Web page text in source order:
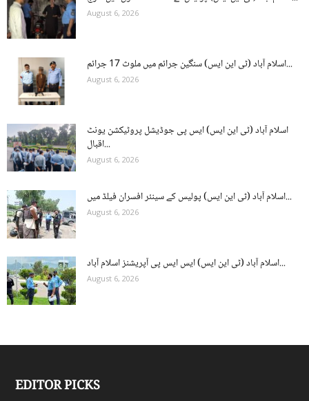
August 6, 2026
اسلام آباد (ٹی این ایس) سنگین جرائم میں ملوث 17 جرائم...
August 6, 2026
اسلام آباد (ٹی این ایس) ایس پی جوڈیشل پروٹیکشن یونٹ
اقبال...
August 6, 2026
اسلام آباد (ٹی این ایس) پولیس کے سینئر افسران فیلڈ میں...
August 6, 2026
اسلام آباد (ٹی این ایس) ایس ایس پی آپریشنز اسلام آباد...
August 6, 2026
EDITOR PICKS